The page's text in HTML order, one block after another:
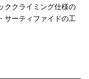
ククライミング仕様の
サーティファイドの工